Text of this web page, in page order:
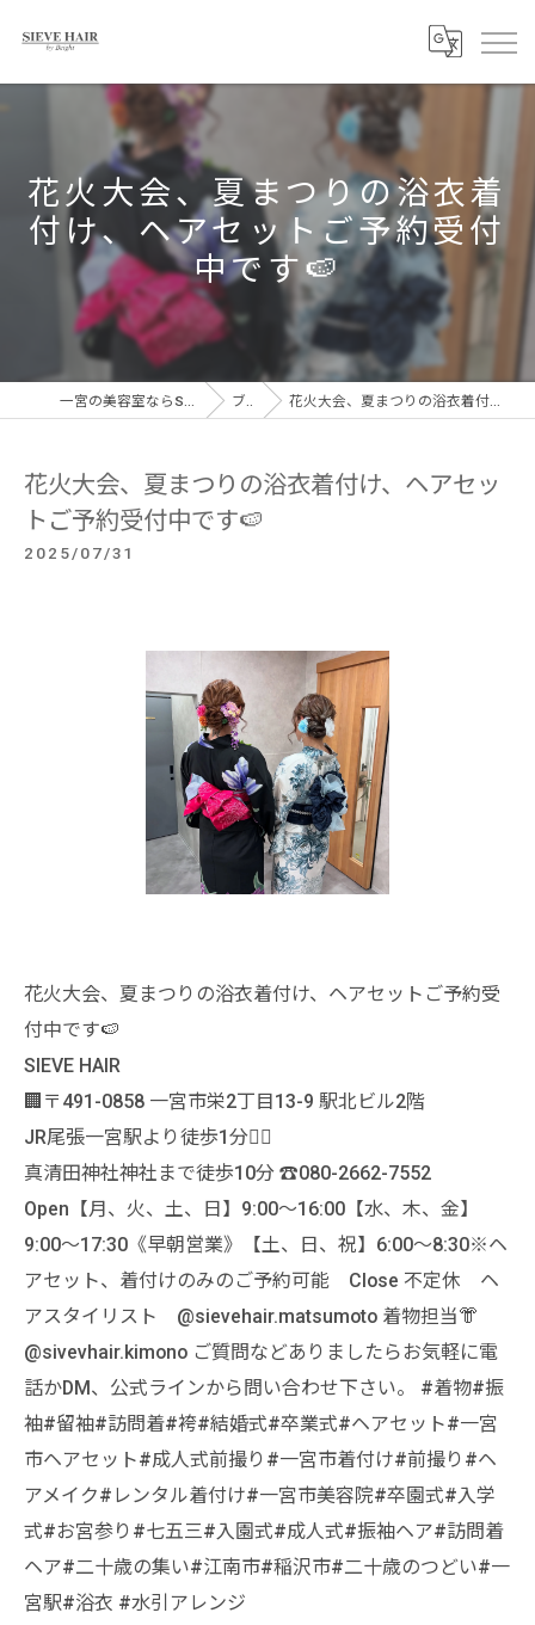
花火大会、夏まつりの浴衣着
付け、ヘアセットご予約受付
中です🍉
一宮の美容室ならSIEVE HAIR 一宮駅前店 ブログ 花火大会、夏まつりの浴衣着付け、ヘアセットご予約受付中です🍉
花火大会、夏まつりの浴衣着付け、ヘアセッ
トご予約受付中です🍉
2025/07/31
花火大会、夏まつりの浴衣着付け、ヘアセットご予約受
付中です🍉
SIEVE HAIR
🏢〒491-0858 一宮市栄2丁目13-9 駅北ビル2階
JR尾張一宮駅より徒歩1分🚶‍♀️
真清田神社神社まで徒歩10分 ☎️080-2662-7552
Open【月、火、土、日】9:00〜16:00【水、木、金】
9:00〜17:30《早朝営業》【土、日、祝】6:00〜8:30※ヘ
アセット、着付けのみのご予約可能 Close 不定休 ヘ
アスタイリスト @sievehair.matsumoto 着物担当👘
@sivevhair.kimono ご質問などありましたらお気軽に電
話かDM、公式ラインから問い合わせ下さい。 #着物#振
袖#留袖#訪問着#袴#結婚式#卒業式#ヘアセット#一宮
市ヘアセット#成人式前撮り#一宮市着付け#前撮り#ヘ
アメイク#レンタル着付け#一宮市美容院#卒園式#入学
式#お宮参り#七五三#入園式#成人式#振袖ヘア#訪問着
ヘア#二十歳の集い#江南市#稲沢市#二十歳のつどい#一
宮駅#浴衣 #水引アレンジ